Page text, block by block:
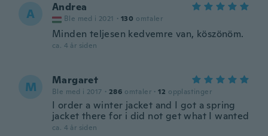
A Andrea
Ble med i 2021 · 130 omtaler
Minden teljesen kedvemre van, köszönöm.
ca. 4 år siden
M Margaret
Ble med i 2017 · 286 omtaler · 12 opplastinger
I order a winter jacket and I got a spring
jacket there for i did not get what I wanted
ca. 4 år siden